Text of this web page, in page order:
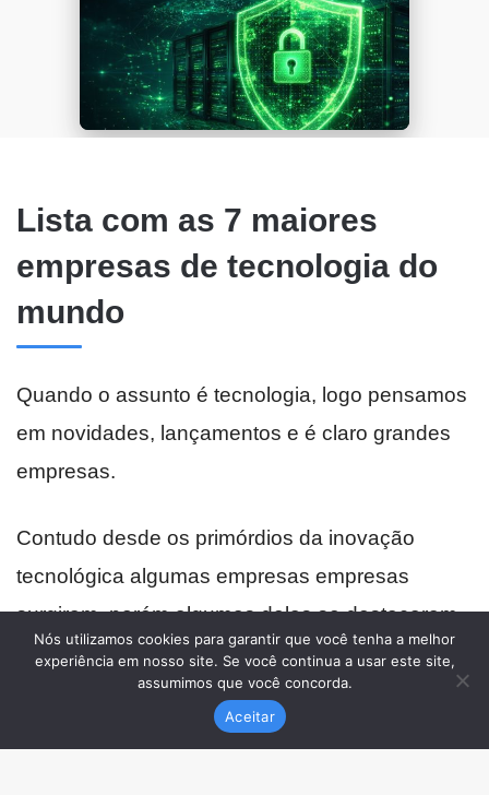
Nós utilizamos cookies para garantir que você tenha a melhor
experiência em nosso site. Se você continua a usar este site,
assumimos que você concorda.
Aceitar